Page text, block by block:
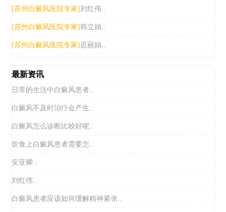
[苏州白癜风医院专家]刘红伟..
[苏州白癜风医院专家]韩立娟..
[苏州白癜风医院专家]迟丽娟..
最新资讯
日常的生活中白癜风患者..
白癜风不及时治疗会产生..
白癜风怎么诊断比较好呢..
饮食上白癜风患者需要怎..
安亚卿..
刘红伟..
白癜风患者应该如何缓解精神紧张..